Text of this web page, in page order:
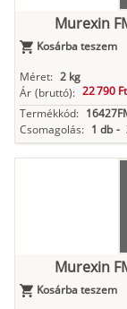
Murexin
Kosárba teszem
Méret: 2 kg
Ár (bruttó): 22 790
Termékkód:
Csomagolás: 1 db -
Murexin
Kosárba teszem